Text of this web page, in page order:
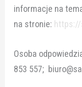
informacje na
na stronie:
Osoba
853 557;